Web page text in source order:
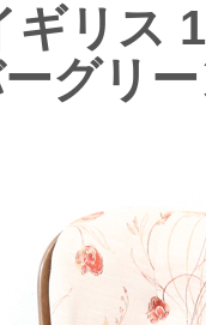
リス
グリ